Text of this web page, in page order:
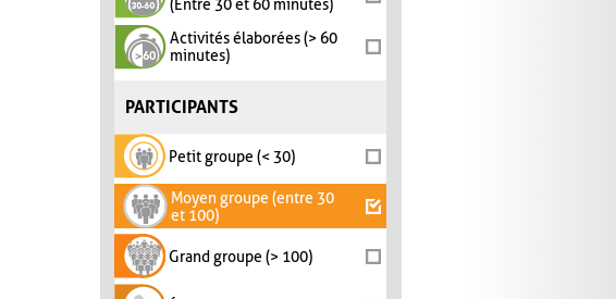
(Entre 30 et 60 minutes)
Activités élaborées (> 60
minutes)
PARTICIPANTS
Petit groupe (< 30)
Moyen groupe (entre 30
et 100)
Grand groupe (> 100)